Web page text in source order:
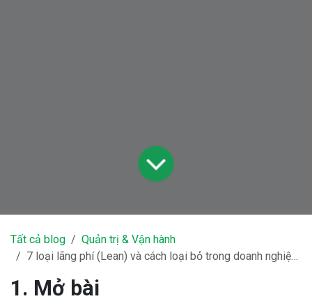
Tất cả blog
Quản trị & Vận hành
7 loại lãng phí (Lean) và cách loại bỏ trong doanh nghiệp dịch vụ
1. Mở bài